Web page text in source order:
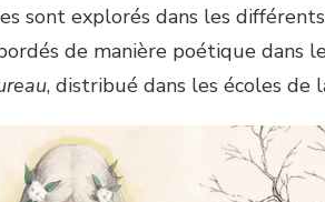
sont explorés dans les
de manière poétique dans
, distribué dans les écoles de